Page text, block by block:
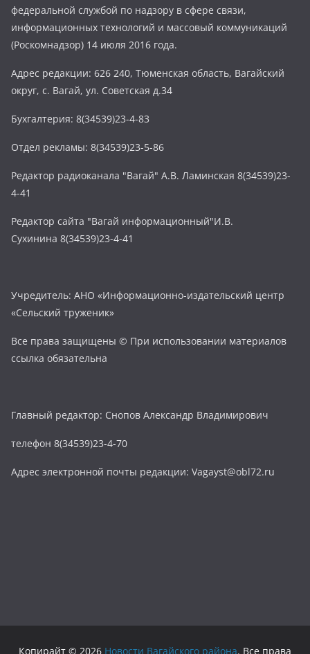
федеральной службой по надзору в сфере связи,
информационных технологий и массовый коммуникаций
(Роскомнадзор) 14 июля 2016 года.
Адрес редакции: 626 240, Тюменская область, Вагайский
округ, с. Вагай, ул. Советская д.34
Бухгалтерия: 8(34539)23-4-83
Отдел рекламы: 8(34539)23-5-86
Редактор радиоканала "Вагай" А.В. Ламинская 8(34539)23-
4-41
Редактор сайта "Вагай информационный"И.В.
Сухинина 8(34539)23-4-41
Учредитель: АНО «Информационно-издательский центр
«Сельский труженик»
Все права защищены © При использовании материалов
ссылка обязательна
Главный редактор: Снопов Александр Владимирович
телефон 8(34539)23-4-70
Адрес электронной почты редакции: Vagayst@obl72.ru
Копирайт © 2026 Новости Вагайского района. Все права